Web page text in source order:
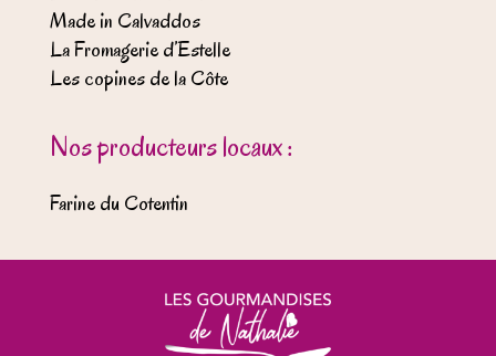
Made in Calvaddos
La Fromagerie d’Estelle
Les copines de la Côte
Nos producteurs locaux :
Farine du Cotentin